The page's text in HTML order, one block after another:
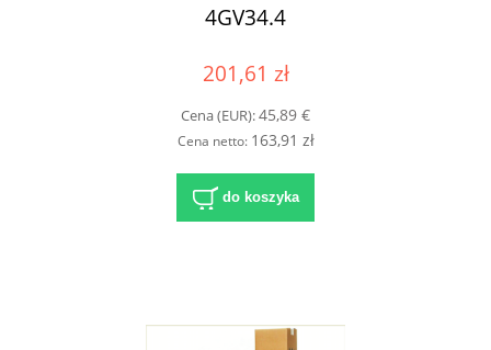
4GV34.4
201,61 zł
Cena (EUR):45,89 €
Cena netto: 163,91 zł
do koszyka